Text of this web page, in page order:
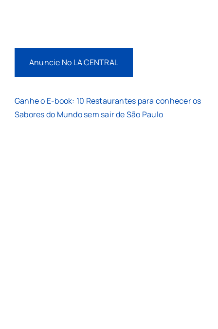
Anuncie No LA CENTRAL
Ganhe o E-book: 10 Restaurantes para conhecer os
Sabores do Mundo sem sair de São Paulo